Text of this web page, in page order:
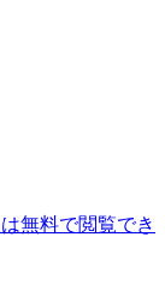
無料で閲覧でき